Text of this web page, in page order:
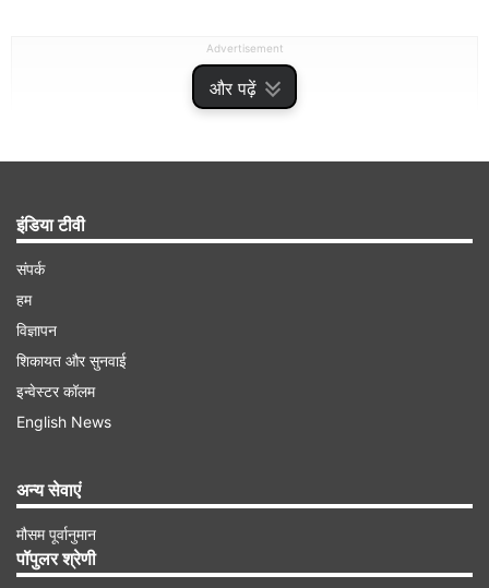
और पढ़ें
Advertisement
-अगर आप समाज में अपना मान-सम्मान बढ़ाना चाहते हैं और
एक अलग पहचान बनाना चाहते हैं, तो आज के दिन आपको
जोड़कर प्रणाम करना चाहिए।
-अगर आप अपनी बातों को दूसरे लोगों के सामने स्पष्ट रूप से
व्यक्त नहीं कर पाते हैं, तो आज के दिन एक पान का पत्ता
इंडिया टीवी
संपर्क
हम
विज्ञापन
शिकायत और सुनवाई
इन्वेस्टर कॉलम
English News
अन्य सेवाएं
मौसम पूर्वानुमान
पॉपुलर श्रेणी